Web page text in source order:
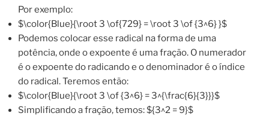
Por exemplo:
$\color{Blue}{\root 3 \of{729} = \root 3 \of {3^6} }$
Podemos colocar esse radical na forma de uma
potência, onde o expoente é uma fração. O numerador
é o expoente do radicando e o denominador é o índice
do radical. Teremos então:
$\color{Blue}{\root 3 \of {3^6} = 3^{\frac{6}{3}}}$
Simplificando a fração, temos: ${3^2 = 9}$